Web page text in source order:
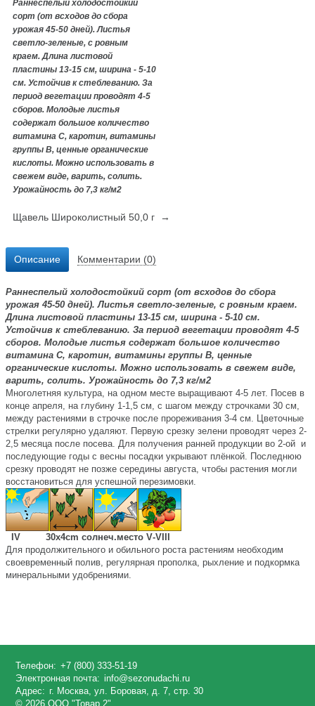
Раннеспелый холодостойкий
сорт (от всходов до сбора
урожая 45-50 дней). Листья
светло-зеленые, с ровным
краем. Длина листовой
пластины 13-15 см, ширина - 5-10
см. Устойчив к стеблеванию. За
период вегетации проводят 4-5
сборов. Молодые листья
содержат большое количество
витамина С, каротин, витамины
группы В, ценные органические
кислоты. Можно использовать в
свежем виде, варить, солить.
Урожайность до 7,3 кг/м2
Щавель Широколистный 50,0 г →
Описание Комментарии (0)
Раннеспелый холодостойкий сорт (от всходов до сбора
урожая 45-50 дней). Листья светло-зеленые, с ровным краем.
Длина листовой пластины 13-15 см, ширина - 5-10 см.
Устойчив к стеблеванию. За период вегетации проводят 4-5
сборов. Молодые листья содержат большое количество
витамина С, каротин, витамины группы В, ценные
органические кислоты. Можно использовать в свежем виде,
варить, солить. Урожайность до 7,3 кг/м2
Многолетняя культура, на одном месте выращивают 4-5 лет. Посев в
конце апреля, на глубину 1-1,5 см, с шагом между строчками 30 см,
между растениями в строчке после прореживания 3-4 см. Цветочные
стрелки регулярно удаляют. Первую срезку зелени проводят через 2-
2,5 месяца после посева. Для получения ранней продукции во 2-ой и
последующие годы с весны посадки укрывают плёнкой. Последнюю
срезку проводят не позже середины августа, чтобы растения могли
восстановиться для успешной перезимовки.
IV 30х4cm солнеч.место V-VIII
Для продолжительного и обильного ростарастениям необходим
своевременный полив, регулярная прополка, рыхление и подкормка
минеральными удобрениями.
Телефон: +7 (800) 333-51-19
Электронная почта: info@sezonudachi.ru
Адрес: г. Москва, ул. Боровая, д. 7, стр. 30
© 2026 ООО "Товар 2".